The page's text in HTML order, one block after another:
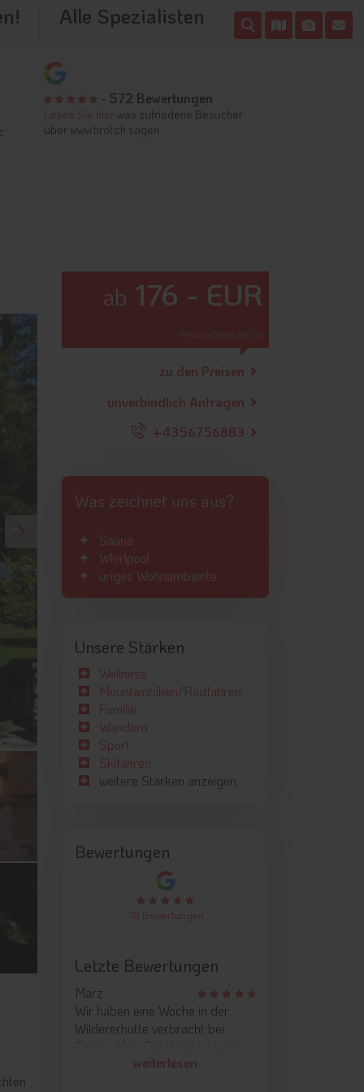
Alle Spezialisten
- 572 Bewertungen
Lesen Sie hierwas zufriedene Besucher
über www.tirol.ch sagen
ab 176 - EUR
zu den Preisen
unverbindlich Anfragen
+4356756883
Was zeichnet uns aus?
Sauna
Whirlpool
uriges Wohnambiente
Unsere Stärken
Wellness
Mountainbiken/Radfahren
Familie
Wandern
Sport
Skifahren
weitere Stärken anzeigen
Bewertungen
70 Bewertungen
Letzte Bewertungen
März
Wir haben eine Woche in der
Wildererhütte verbracht bei
Familie Moll. Die Hütte ist ganz
aus Holz, zumeist aus altem
weiterlesen